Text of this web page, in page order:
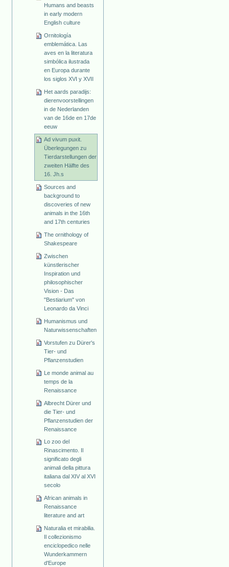
Humans and beasts
in early modern
English culture
Ornitología
emblemática. Las
aves en la literatura
simbólica ilustrada
en Europa durante
los siglos XVI y XVII
Het aards paradijs:
dierenvoorstellingen
in de Nederlanden
van de 16de en 17de
eeuw
Ad vivum puxit.
Überlegungen zu
Tierdarstellungen der
zweiten Hälfte des
16. Jh.s
Sources and
background to
discoveries of new
animals in the 16th
and 17th centuries
The ornithology of
Shakespeare
Zwischen
künstlerischer
Inspiration und
philosophischer
Vision - Das
"Bestiarium" von
Leonardo da Vinci
Humanismus und
Naturwissenschaften
Vorstufen zu Dürer's
Tier- und
Pflanzenstudien
Le monde animal au
temps de la
Renaissance
Albrecht Dürer und
die Tier- und
Pflanzenstudien der
Renaissance
Lo zoo del
Rinascimento. Il
significato degli
animali della pittura
italiana dal XIV al XVI
secolo
African animals in
Renaissance
literature and art
Naturalia et mirabilia.
Il collezionismo
enciclopedico nelle
Wunderkammern
d'Europe